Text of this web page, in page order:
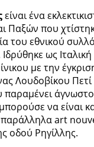
είναι ένα
Παξών που
του εθνικού
ως
με την
Λουδοβίκου
παραμένει
να είναι
art
οδού Ρηγίλλης.